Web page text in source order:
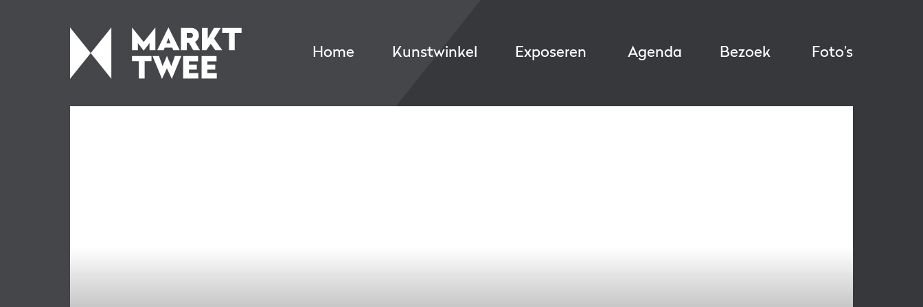
Home Kunstwinkel Exposeren Agenda Bezoek Foto’s